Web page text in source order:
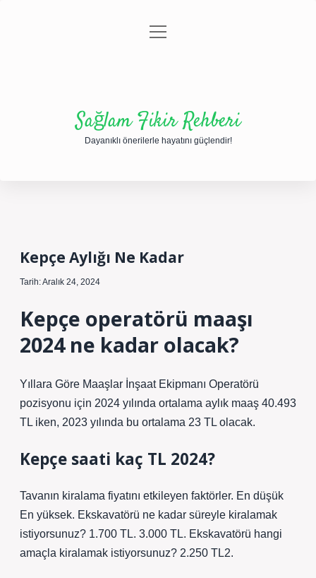
Gizlilik Politikası
menüyü
Sağlam Fikir Rehberi
Dayanıklı önerilerle hayatını güçlendir!
Kepçe Aylığı Ne Kadar
Tarih: Aralık 24, 2024
Kepçe operatörü maaşı
2024 ne kadar olacak?
Yıllara Göre Maaşlar İnşaat Ekipmanı Operatörü
pozisyonu için 2024 yılında ortalama aylık maaş 40.493
TL iken, 2023 yılında bu ortalama 23 TL olacak.
Kepçe saati kaç TL 2024?
Tavanın kiralama fiyatını etkileyen faktörler. En düşük
En yüksek. Ekskavatörü ne kadar süreyle kiralamak
istiyorsunuz? 1.700 TL. 3.000 TL. Ekskavatörü hangi
amaçla kiralamak istiyorsunuz? 2.250 TL2.